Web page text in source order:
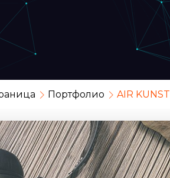
Портфолио AIR KUNST